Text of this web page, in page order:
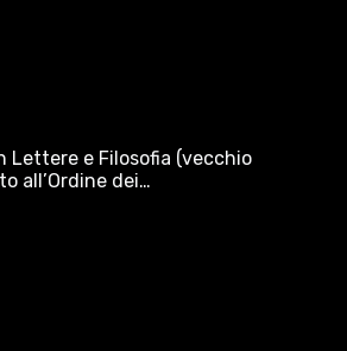
Lettere e Filosofia (vecchio
all’Ordine dei…